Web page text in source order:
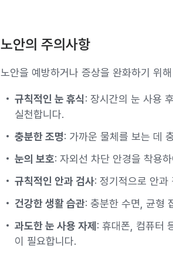
노안의 주의사항
노안을 예방하거나 증상을 완화하기 위
규칙적인 눈 휴식: 장시간의 눈 사용
실천합니다.
충분한 조명: 가까운 물체를 보는 데
눈의 보호: 자외선 차단 안경을 착용
규칙적인 안과 검사: 정기적으로 안과
건강한 생활 습관: 충분한 수면, 균형
과도한 눈 사용 자제 : 휴대폰, 컴퓨터
이 필요합니다.